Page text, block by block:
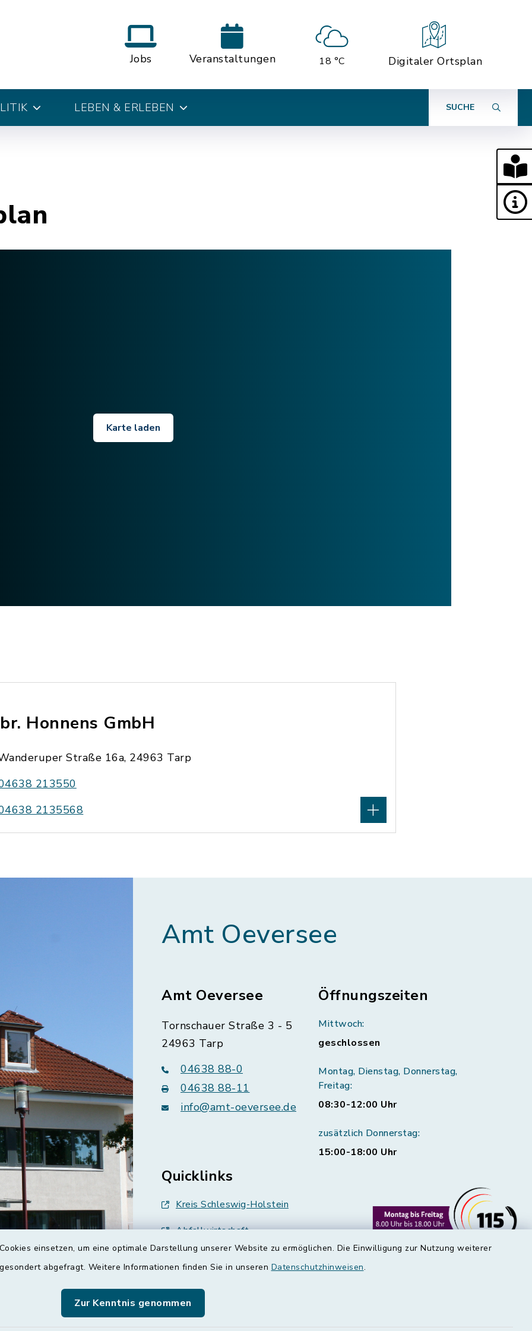
einsetzen, um eine optimale Darstellung unserer Website zu ermöglichen. Die Einwilligung zur Nutzung weiterer
abgefragt. Weitere Informationen finden Sie in unseren Datenschutzhinweisen.
Zur Kenntnis genommen
Jobs Veranstaltungen 18 °C Digitaler Ortsplan
LEBEN & ERLEBEN SUCHE
Karte laden
Honnens GmbH
Straße 16a, 24963 Tarp
213550
2135568
Amt Oeversee
Amt Oeversee
Tornschauer Straße 3 - 5
24963 Tarp
04638 88-0
04638 88-11
info@amt-oeversee.de
Öffnungszeiten
Mittwoch:
geschlossen
Montag, Dienstag, Donnerstag,
Freitag:
08:30-12:00 Uhr
zusätzlich Donnerstag:
15:00-18:00 Uhr
Quicklinks
Kreis Schleswig-Holstein
Abfallwirtschaft
Grünes Binnenland
Schulverband Sieverstedt